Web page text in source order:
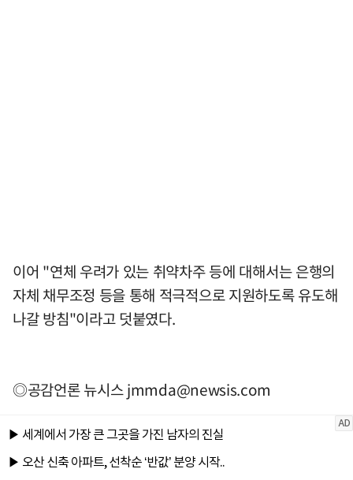
이어 "연체 우려가 있는 취약차주 등에 대해서는 은행의
자체 채무조정 등을 통해 적극적으로 지원하도록 유도해
나갈 방침"이라고 덧붙였다.
◎공감언론 뉴시스jmmda@newsis.com